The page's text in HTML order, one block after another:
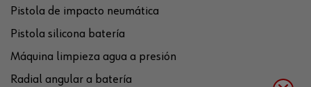
Pistola de impacto neumática
Pistola silicona batería
Máquina limpieza agua a presión
Radial angular a batería